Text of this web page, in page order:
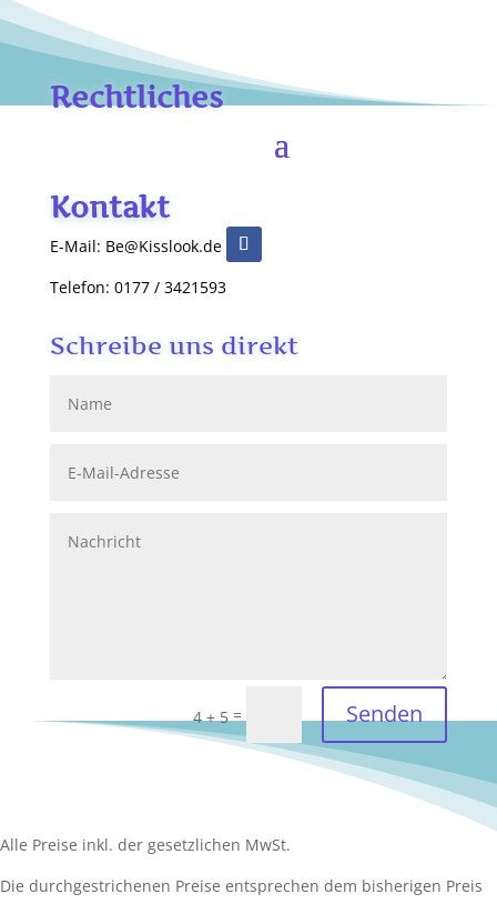
Rechtliches
Kontakt
E-Mail: Be@Kisslook.de
Telefon: 0177 / 3421593
Schreibe uns direkt
4 + 5 = Senden
Alle Preise inkl. der gesetzlichen MwSt.
Die durchgestrichenen Preise entsprechen dem bisherigen Preis